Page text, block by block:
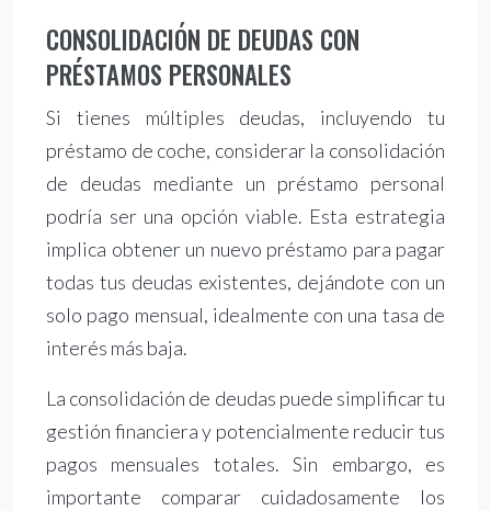
CONSOLIDACIÓN DE DEUDAS CON
PRÉSTAMOS PERSONALES
Si tienes múltiples deudas, incluyendo tu
préstamo de coche, considerar la consolidación
de deudas mediante un préstamo personal
podría ser una opción viable. Esta estrategia
implica obtener un nuevo préstamo para pagar
todas tus deudas existentes, dejándote con un
solo pago mensual, idealmente con una tasa de
interés más baja.
La consolidación de deudas puede simplificar tu
gestión financiera y potencialmente reducir tus
pagos mensuales totales. Sin embargo, es
importante comparar cuidadosamente los